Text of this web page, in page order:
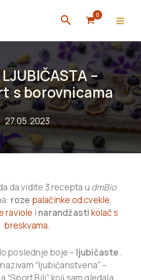
Search
–
s borovnicama
27.05.2023
da vidite 3 recepta u dmBio
roze palačinke od cvekle,
raviole i narandžasti kolač s
breskvama.
poslednje boje – ljubičaste.
“ljubičanstvena” –
“Sport Bili” koji sam gledala